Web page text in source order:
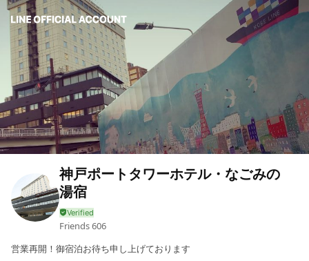
神戸ポートタワーホテル・なごみの
湯宿
Friends606
営業再開！御宿泊お待ち申し上げております